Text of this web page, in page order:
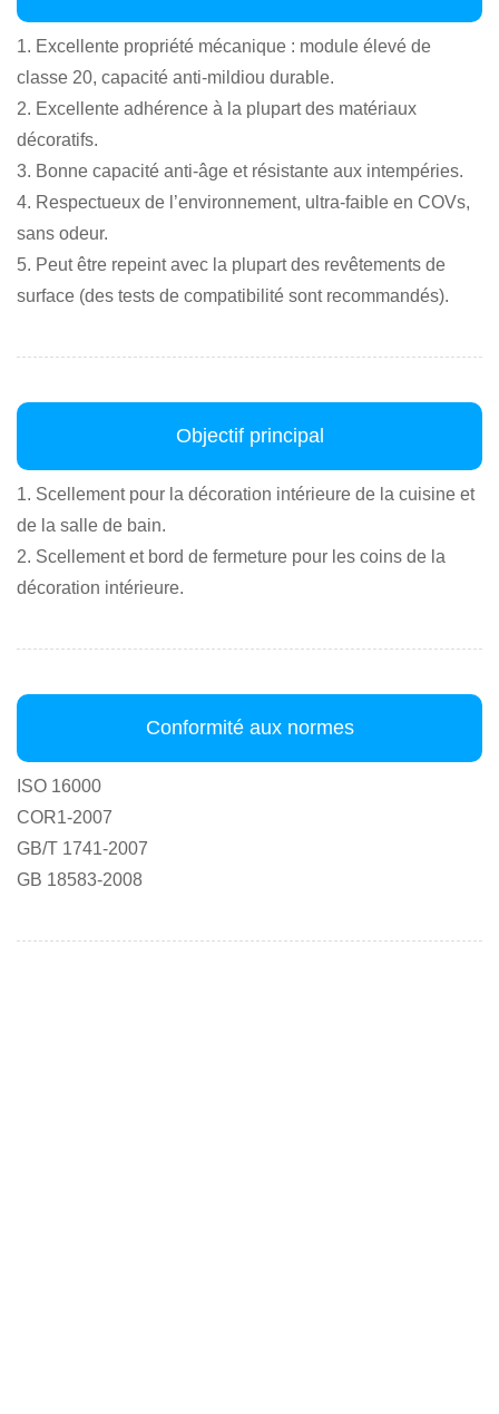
1. Excellente propriété mécanique : module élevé de
classe 20, capacité anti-mildiou durable.
2. Excellente adhérence à la plupart des matériaux
décoratifs.
3. Bonne capacité anti-âge et résistante aux intempéries.
4. Respectueux de l’environnement, ultra-faible en COVs,
sans odeur.
5. Peut être repeint avec la plupart des revêtements de
surface (des tests de compatibilité sont recommandés).
Objectif principal
1. Scellement pour la décoration intérieure de la cuisine et
de la salle de bain.
2. Scellement et bord de fermeture pour les coins de la
décoration intérieure.
Conformité aux normes
ISO 16000
COR1-2007
GB/T 1741-2007
GB 18583-2008